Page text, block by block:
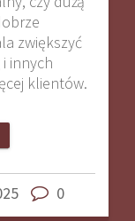
zwiększyć
innych
klientów.
0